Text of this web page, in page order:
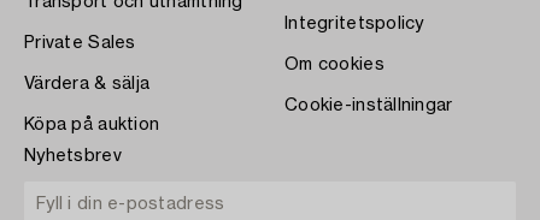
Private Sales
Värdera & sälja
Köpa på auktion
Integritetspolicy
Om cookies
Cookie-inställningar
Nyhetsbrev